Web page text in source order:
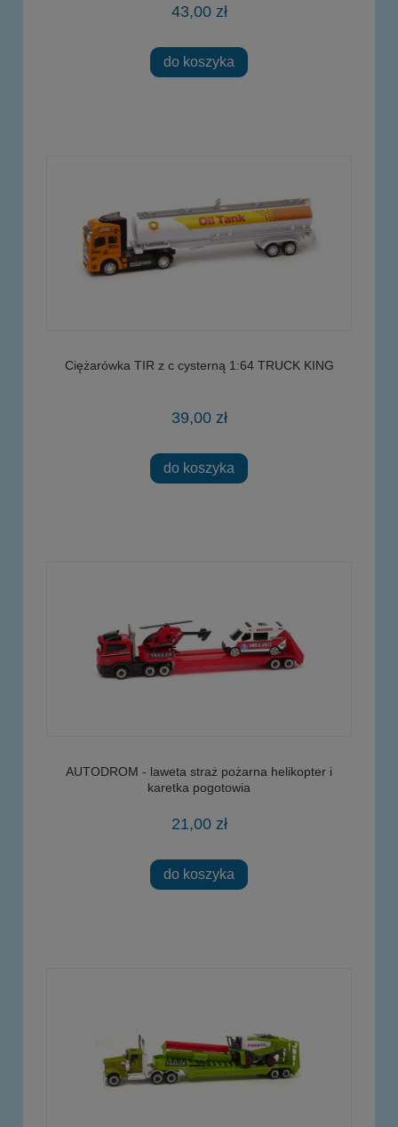
43,00 zł
do koszyka
Ciężarówka TIR z c cysterną 1:64 TRUCK KING
39,00 zł
do koszyka
AUTODROM - laweta straż pożarna helikopter i
karetka pogotowia
21,00 zł
do koszyka